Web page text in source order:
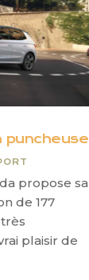
puncheuse
propose sa
de 177
plaisir de